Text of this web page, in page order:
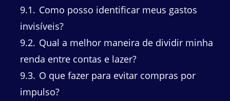
9.1
Como posso identificar meus gastos
invisíveis?
9.2 Qual a melhor maneira de dividir minha
renda entre contas e lazer?
9.3 O que fazer para evitar compras por
impulso?